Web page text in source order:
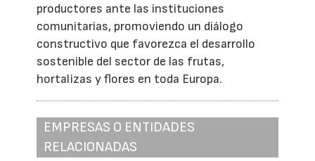
productores ante las instituciones
comunitarias, promoviendo un diálogo
constructivo que favorezca el desarrollo
sostenible del sector de las frutas,
hortalizas y flores en toda Europa.
EMPRESAS O ENTIDADES
RELACIONADAS